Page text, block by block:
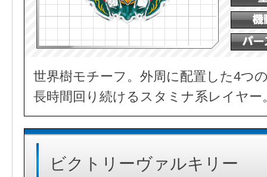
世界樹モチーフ。外周に配置した4つ
長時間回り続けるスタミナ系レイヤー
ビクトリーヴァルキリー